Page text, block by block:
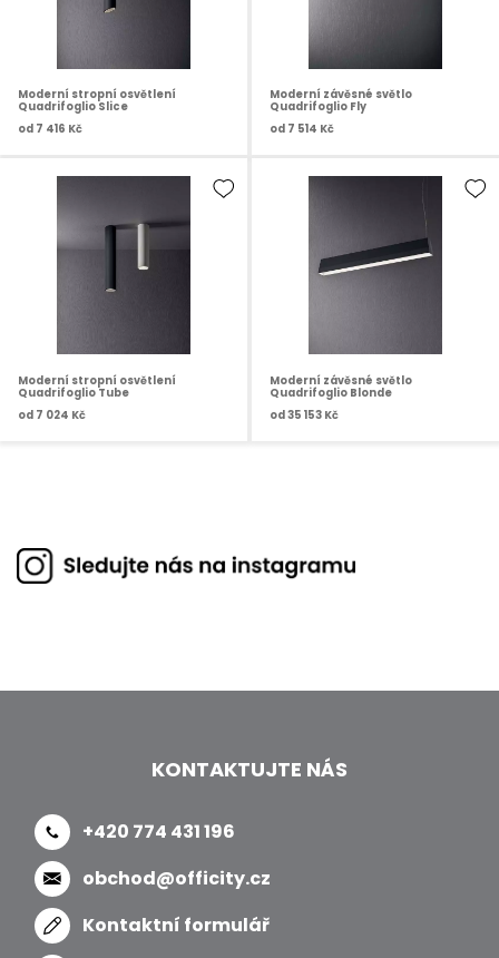
Moderní stropní osvětlení
Quadrifoglio Slice
od 7 416 Kč
Moderní závěsné světlo
Quadrifoglio Fly
od 7 514 Kč
Moderní stropní osvětlení
Quadrifoglio Tube
od 7 024 Kč
Moderní závěsné světlo
Quadrifoglio Blonde
od35 153 Kč
KONTAKTUJTE NÁS
+420 774 431 196
obchod@officity.cz
Kontaktní formulář